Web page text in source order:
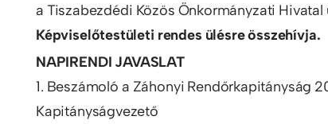
a Tiszabezdédi Közös Önkormányzati
Képviselőtestületi rendes ülésre összehívja.
NAPIRENDI JAVASLAT
1. Beszámoló a Záhonyi Rendőrkapitányság
Kapitányságvezető